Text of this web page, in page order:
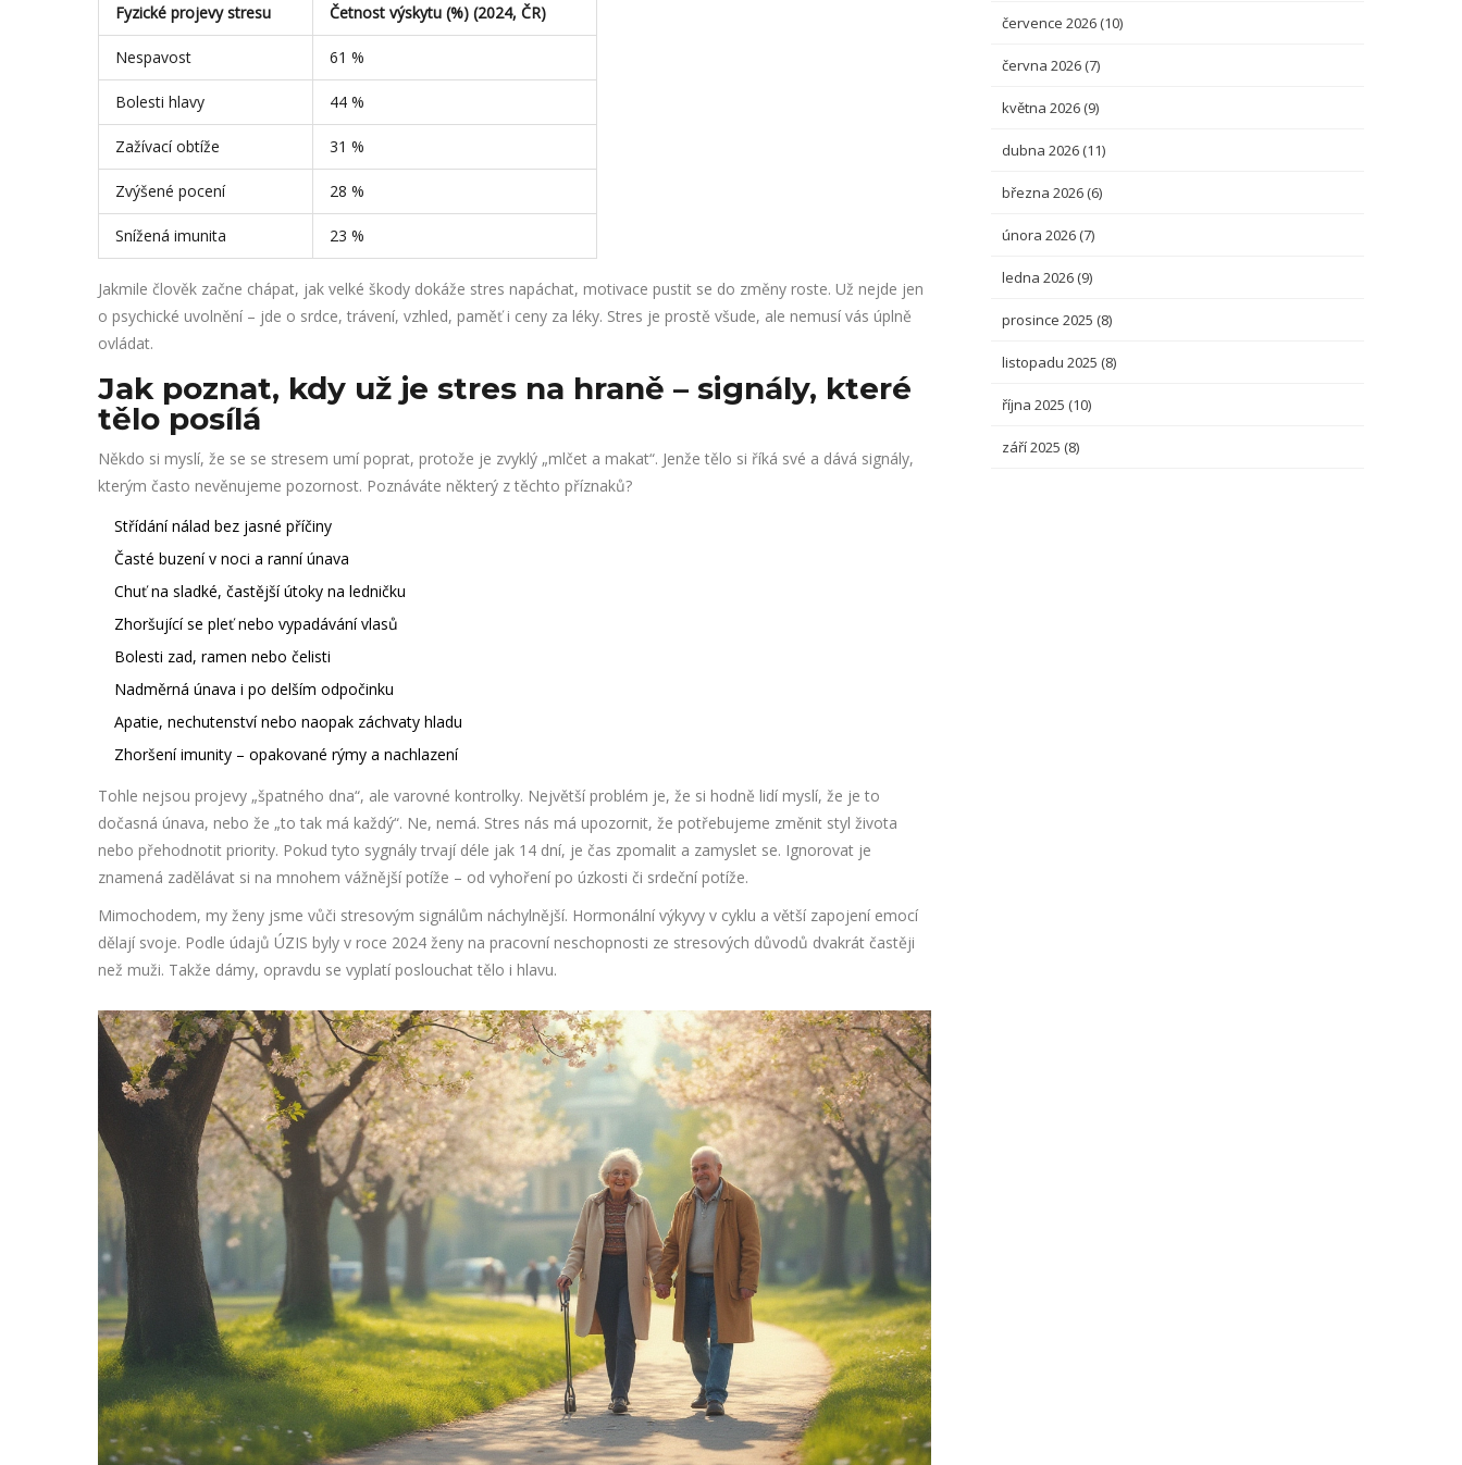
Fyzické projevy stresu Četnost výskytu (%) (2024, ČR)
Nespavost 61 %
Bolesti hlavy 44 %
Zažívací obtíže 31 %
Zvýšené pocení 28 %
Snížená imunita 23 %
Jakmile člověk začne chápat, jak velké škody dokáže stres napáchat, motivace pustit se do změny roste. Už nejde jen
o psychické uvolnění – jde o srdce, trávení, vzhled, paměť i ceny za léky. Stres je prostě všude, ale nemusí vás úplně
ovládat.
Jak poznat, kdy už je stres na hraně – signály, které
tělo posílá
Někdo si myslí, že se se stresem umí poprat, protože je zvyklý „mlčet a makat“. Jenže tělo si říká své a dává signály,
kterým často nevěnujeme pozornost. Poznáváte některý z těchto příznaků?
Střídání nálad bez jasné příčiny
Časté buzení v noci a ranní únava
Chuť na sladké, častější útoky na ledničku
Zhoršující se pleť nebo vypadávání vlasů
Bolesti zad, ramen nebo čelisti
Nadměrná únava i po delším odpočinku
Apatie, nechutenství nebo naopak záchvaty hladu
Zhoršení imunity – opakované rýmy a nachlazení
Tohle nejsou projevy „špatného dna“, ale varovné kontrolky. Největší problém je, že si hodně lidí myslí, že je to
dočasná únava, nebo že „to tak má každý“. Ne, nemá. Stres nás má upozornit, že potřebujeme změnit styl života
nebo přehodnotit priority. Pokud tyto sygnály trvají déle jak 14 dní, je čas zpomalit a zamyslet se. Ignorovat je
znamená zadělávat si na mnohem vážnější potíže – od vyhoření po úzkosti či srdeční potíže.
Mimochodem, my ženy jsme vůči stresovým signálům náchylnější. Hormonální výkyvy v cyklu a větší zapojení emocí
dělají svoje. Podle údajů ÚZIS byly v roce 2024 ženy na pracovní neschopnosti ze stresových důvodů dvakrát častěji
než muži. Takže dámy, opravdu se vyplatí poslouchat tělo i hlavu.
července 2026 (10)
června 2026 (7)
května 2026 (9)
dubna 2026 (11)
března 2026 (6)
února 2026 (7)
ledna 2026 (9)
prosince 2025 (8)
listopadu 2025 (8)
října 2025 (10)
září 2025 (8)